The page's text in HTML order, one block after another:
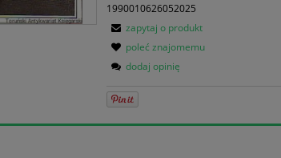
1990010626052025
zapytaj o produkt
poleć znajomemu
dodaj opinię